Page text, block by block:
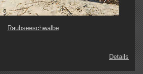
Raubseeschwalbe
Details